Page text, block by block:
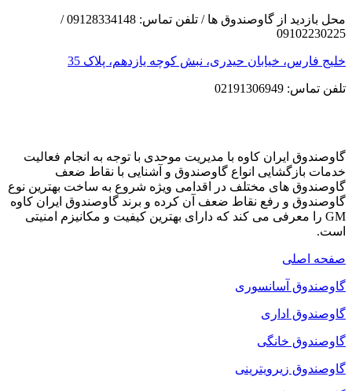
محل بازدید از گاوصندوق ها / تلفن تماس: 09128334148 /
09102230225
خلیج فارس، خیابان حیدری، نبش کوچه یازدهم، پلاک 35
تلفن تماس: 02191306949
گاوصندوق ایران کاوه با مدیریت موحدی با توجه به انجام فعالیت
خدمات بازگشایی انواع گاوصندوق و آشنایی با نقاط ضعف
گاوصندوق های مختلف در اقدامی ویژه شروع به ساخت بهترین نوع
گاوصندوق و رفع نقاط ضعف آن کرده و برند گاوصندوق ایران کاوه
GM را معرفی می کند که دارای بهترین کیفیت و مکانیزم امنیتی
است.
صفحه اصلی
گاوصندوق آسانسوری
گاوصندوق اداری
گاوصندوق خانگی
گاوصندوق زیرویترینی